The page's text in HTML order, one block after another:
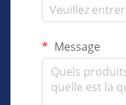
Message